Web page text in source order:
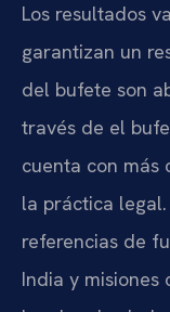
Los resultados
garantizan un
del bufete son
través de el
cuenta con más
la práctica
referencias de
India y misiones